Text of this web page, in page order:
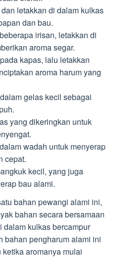
letakkan di dalam kulkas
dan bau.
irisan, letakkan di
aroma segar.
kapas, lalu letakkan
aroma harum yang
gelas kecil sebagai
yang dikeringkan untuk
wadah untuk menyerap
cepat.
kecil, yang juga
bau alami.
bahan pewangi alami ini,
bahan secara bersamaan
dalam kulkas bercampur
bahan pengharum alami ini
aromanya mulai